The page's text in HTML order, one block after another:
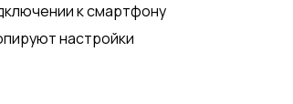
к смартфону
настройки